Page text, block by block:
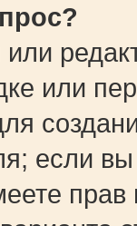
или
если
прав